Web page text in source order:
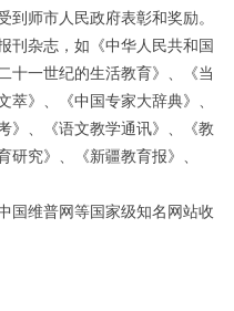
4
师市人民政府表彰和奖励。
刊杂志，如《中华人民共和国
十一世纪的生活教育》、《当
》、《中国专家大辞典》、
》、《语文教学通讯》、《教
究》、《新疆教育报》、
国维普网等国家级知名网站收